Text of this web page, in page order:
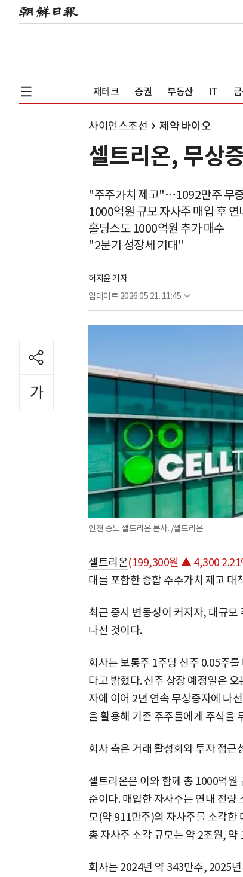
재테크 증권 부동산 IT
사이언스조선 제약 바이오
셀트리온, 무상
"주주가치 제고"…1092만주 무
1000억원 규모 자사주 매입 후 연
홀딩스도 1000억원 추가 매수
"2분기 성장세 기대"
허지윤 기자
업데이트 2026.05.21. 11:45
인천 송도 셀트리온 본사. /셀트리온
셀트리온(199,300원 ▲ 4,300
대를 포함한 종합 주주가치 제고 대
최근 증시 변동성이 커지자, 대규모
나선 것이다.
회사는 보통주 1주당 신주 0.05주
다고 밝혔다. 신주 상장 예정일은
자에 이어 2년 연속 무상증자에 나
을 활용해 기존 주주들에게 주식을
회사 측은 거래 활성화와 투자 접
셀트리온은 이와 함께 총 1000억원
준이다. 매입한 자사주는 연내 전량
모(약 911만주)의 자사주를 소각한
총 자사주 소각 규모는 약 2조원,
회사는 2024년 약 343만주, 2025